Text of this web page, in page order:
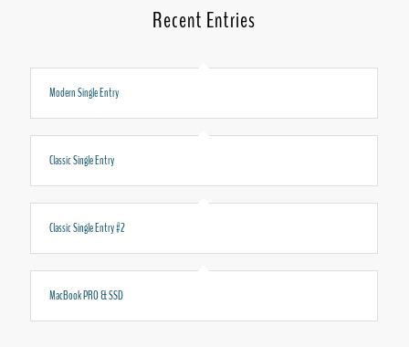
Recent Entries
Modern Single Entry
Classic Single Entry
Classic Single Entry #2
MacBook PRO & SSD